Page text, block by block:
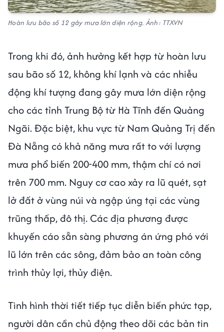
Hoàn lưu bão số 12 gây mưa lớn diện rộng. Ảnh: TTXVN
Trong khi đó, ảnh hưởng kết hợp từ hoàn lưu
sau bão số 12, không khí lạnh và các nhiễu
động khí tượng đang gây mưa lớn diện rộng
cho các tỉnh Trung Bộ từ Hà Tĩnh đến Quảng
Ngãi. Đặc biệt, khu vực từ Nam Quảng Trị đến
Đà Nẵng có khả năng mưa rất to với lượng
mưa phổ biến 200-400 mm, thậm chí có nơi
trên 700 mm. Nguy cơ cao xảy ra lũ quét, sạt
lở đất ở vùng núi và ngập úng tại các vùng
trũng thấp, đô thị. Các địa phương được
khuyến cáo sẵn sàng phương án ứng phó với
lũ lớn trên các sông, đảm bảo an toàn công
trình thủy lợi, thủy điện.
Tình hình thời tiết tiếp tục diễn biến phức tạp,
người dân cần chủ động theo dõi các bản tin